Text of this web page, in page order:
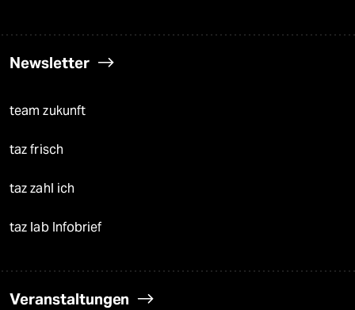
Newsletter
team zukunft
taz frisch
taz zahl ich
taz lab Infobrief
Veranstaltungen